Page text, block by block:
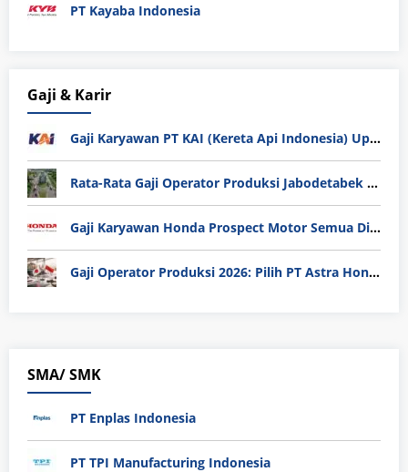
PT Kayaba Indonesia
Gaji & Karir
Gaji Karyawan PT KAI (Kereta Api Indonesia) Update 2025
Rata-Rata Gaji Operator Produksi Jabodetabek 2025: Bedah Tuntas UMK, Lemburan, dan Realita Hidup Buruh
Gaji Karyawan Honda Prospect Motor Semua Divisi
Gaji Operator Produksi 2026: Pilih PT Astra Honda Motor (AHM) atau Manufaktur di Jepang?
SMA/ SMK
PT Enplas Indonesia
PT TPI Manufacturing Indonesia